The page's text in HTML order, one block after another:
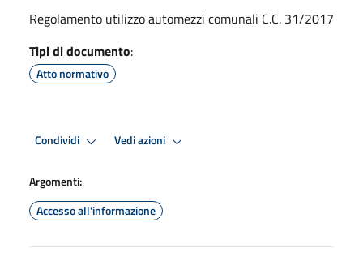
Regolamento utilizzo automezzi comunali C.C. 31/2017
Tipi di documento:
Atto normativo
Condividi Vedi azioni
Argomenti:
Accesso all'informazione